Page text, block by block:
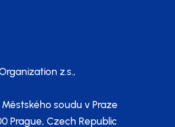
z.s.,
soudu v Praze
Prague, Czech Republic